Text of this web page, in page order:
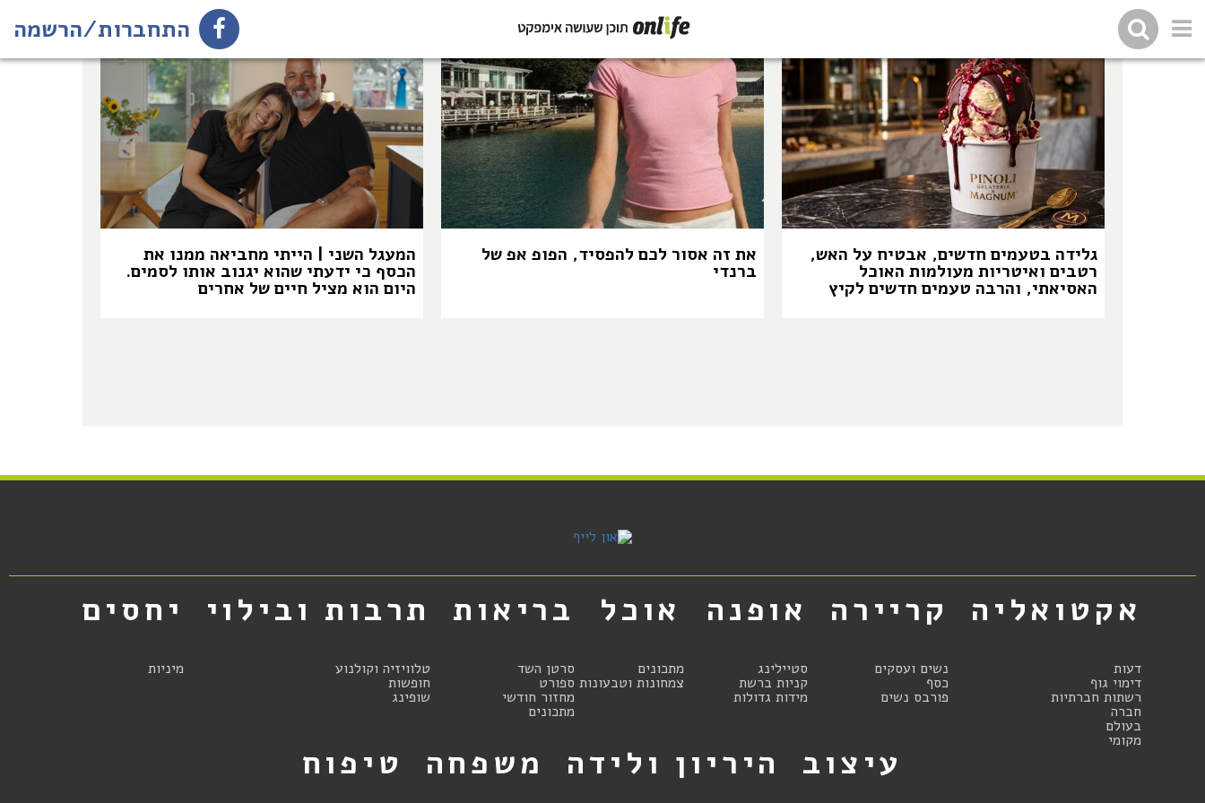
התחברות/הרשמה
גלידה בטעמים חדשים, אבטיח על האש,
רטבים ואיטריות מעולמות האוכל
האסיאתי, והרבה טעמים חדשים לקיץ
את זה אסור לכם להפסיד, הפופ אפ של
ברנדי
המעגל השני | הייתי מחביאה ממנו את
הכסף כי ידעתי שהוא יגנוב אותו לסמים.
היום הוא מציל חיים של אחרים
אקטואליה
דעות
דימוי גוף
רשתות חברתיות
חברה
בעולם
מקומי
קריירה
נשים ועסקים
כסף
פורבס נשים
אופנה
סטיילינג
קניות ברשת
מידות גדולות
אוכל
מתכונים
צמחונות וטבעונות
בריאות
סרטן השד
ספורט
מחזור חודשי
מתכונים
תרבות ובילוי
טלוויזיה וקולנוע
חופשות
שופינג
יחסים
מיניות
עיצוב היריון ולידה משפחה טיפוח